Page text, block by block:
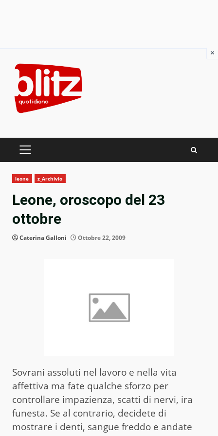
content
PRIMARY
leone z_Archivio
Leone, oroscopo del 23
ottobre
Caterina Galloni Ottobre 22, 2009
Sovrani assoluti nel lavoro e nella vita
affettiva ma fate qualche sforzo per
controllare impazienza, scatti di nervi, ira
funesta. Se al contrario, decidete di
mostrare i denti, sangue freddo e andate
×